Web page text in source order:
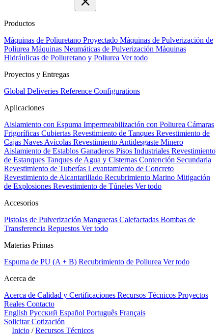
Productos
Máquinas de Poliuretano Proyectado Máquinas de Pulverización de
Poliurea Máquinas Neumáticas de Pulverización Máquinas
Hidráulicas de Poliuretano y Poliurea Ver todo
Proyectos y Entregas
Global Deliveries Reference Configurations
Aplicaciones
Aislamiento con Espuma Impermeabilización con Poliurea Cámaras
Frigoríficas Cubiertas Revestimiento de Tanques Revestimiento de
Cajas Naves Avícolas Revestimiento Antidesgaste Minero
Aislamiento de Establos Ganaderos Pisos Industriales Revestimiento
de Estanques Tanques de Agua y Cisternas Contención Secundaria
Revestimiento de Tuberías Levantamiento de Concreto
Revestimiento de Alcantarillado Recubrimiento Marino Mitigación
de Explosiones Revestimiento de Túneles Ver todo
Accesorios
Pistolas de Pulverización Mangueras Calefactadas Bombas de
Transferencia Repuestos Ver todo
Materias Primas
Espuma de PU (A + B) Recubrimiento de Poliurea Ver todo
Acerca de
Acerca de Calidad y Certificaciones Recursos Técnicos Proyectos
Reales Contacto
English Русский Español Português Français
Solicitar Cotización
Inicio / Recursos Técnicos